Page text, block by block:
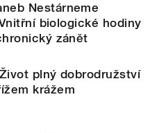
Nestárneme
biologické hodiny
zánět
plný dobrodružství
krážem